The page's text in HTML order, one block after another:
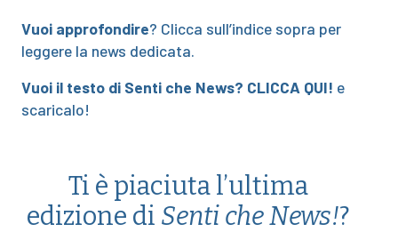
Vuoi approfondire? Clicca sull’indice sopra per
leggere la news dedicata.
Vuoi il testo di Senti che News? CLICCA QUI! e
scaricalo!
Ti è piaciuta l’ultima
edizione di Senti che News!?